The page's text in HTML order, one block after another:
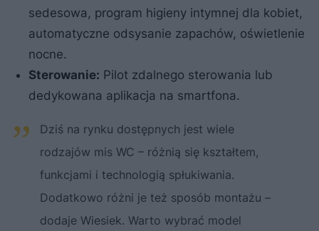
sedesowa, program higieny intymnej dla kobiet,
automatyczne odsysanie zapachów, oświetlenie
nocne.
Sterowanie: Pilot zdalnego sterowania lub
dedykowana aplikacja na smartfona.
Dziś na rynku dostępnych jest wiele
rodzajów mis WC – różnią się kształtem,
funkcjami i technologią spłukiwania.
Dodatkowo różni je też sposób montażu –
dodaje Wiesiek. Warto wybrać model